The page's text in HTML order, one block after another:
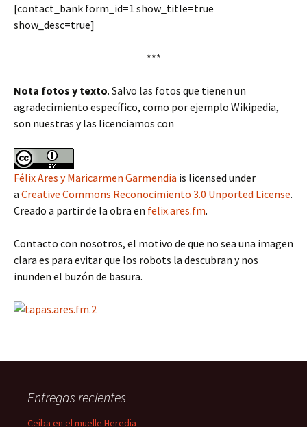
[contact_bank form_id=1 show_title=true
show_desc=true]
***
Nota fotos y texto. Salvo las fotos que tienen un
agradecimiento específico, como por ejemplo Wikipedia,
son nuestras y las licenciamos con
Félix Ares y Maricarmen Garmendia is licensed under
a Creative Commons Reconocimiento 3.0 Unported License.
Creado a partir de la obra en felix.ares.fm.
Contacto con nosotros, el motivo de que no sea una imagen
clara es para evitar que los robots la descubran y nos
inunden el buzón de basura.
Entregas recientes
Ceiba en el muelle Heredia